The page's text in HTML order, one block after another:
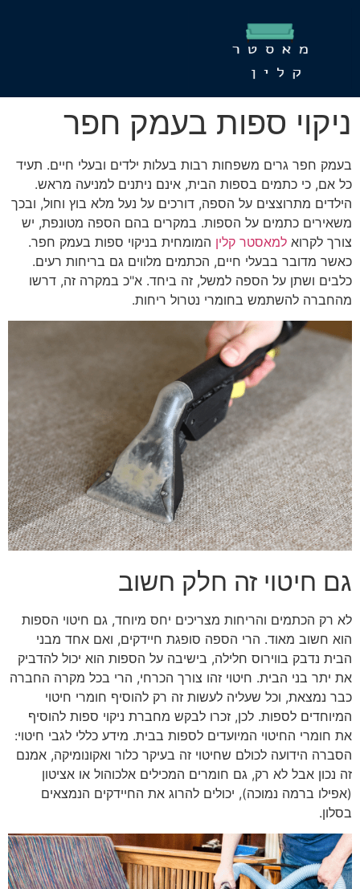
ניקוי ספות בעמק חפר
בעמק חפר גרים משפחות רבות בעלות ילדים ובעלי חיים. תעיד
כל אם, כי כתמים בספות הבית, אינם ניתנים למניעה מראש.
הילדים מתרוצצים על הספה, דורכים על נעל מלא בוץ וחול, ובכך
משאירים כתמים על הספות. במקרים בהם הספה מטונפת, יש
צורך לקרוא למאסטר קלין המומחית בניקוי ספות בעמק חפר.
כאשר מדובר בבעלי חיים, הכתמים מלווים גם בריחות רעים.
כלבים ושתן על הספה למשל, זה ביחד. א"כ במקרה זה, דרשו
מהחברה להשתמש בחומרי נטרול ריחות.
גם חיטוי זה חלק חשוב
לא רק הכתמים והריחות מצריכים יחס מיוחד, גם חיטוי הספות
הוא חשוב מאוד. הרי הספה סופגת חיידקים, ואם אחד מבני
הבית נדבק בווירוס חלילה, בישיבה על הספות הוא יכול להדביק
את יתר בני הבית. חיטוי זהו צורך הכרחי, הרי בכל מקרה החברה
כבר נמצאת, וכל שעליה לעשות זה רק להוסיף חומרי חיטוי
המיוחדים לספות. לכן, זכרו לבקש מחברת ניקוי ספות להוסיף
את חומרי החיטוי המיועדים לספות בבית. מידע כללי לגבי חיטוי:
הסברה הידועה לכולם שחיטוי זה בעיקר כלור ואקונומיקה, אמנם
זה נכון אבל לא רק, גם חומרים המכילים אלכוהול או אציטון
(אפילו ברמה נמוכה), יכולים להרוג את החיידקים הנמצאים
בסלון.